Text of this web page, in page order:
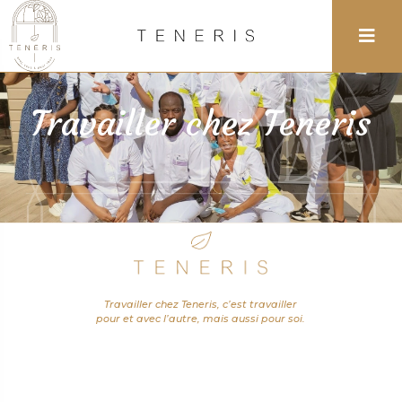
Travailler chez Teneris
Travailler chez Teneris, c’est travailler
pour et avec l’autre, mais aussi pour soi.